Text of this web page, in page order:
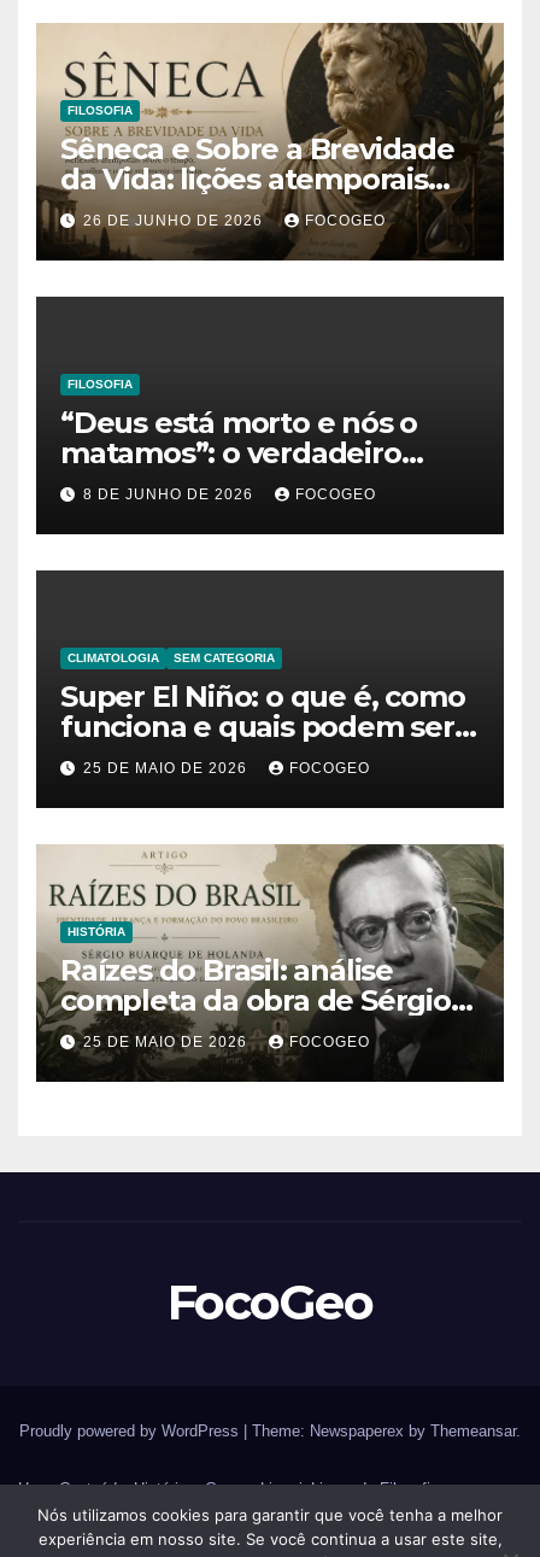
FILOSOFIA
Sêneca e Sobre a Brevidade
da Vida: lições atemporais
sobre o tempo, a felicidade e
o verdadeiro sentido da
existência
26 DE JUNHO DE 2026 FOCOGEO
FILOSOFIA
“Deus está morto e nós o
matamos”: o verdadeiro
significado da frase de
Friedrich Nietzsche
8 DE JUNHO DE 2026 FOCOGEO
CLIMATOLOGIA SEM CATEGORIA
Super El Niño: o que é, como
funciona e quais podem ser
os impactos desse fenômeno
climático extremo no Brasil e
no mundo
25 DE MAIO DE 2026 FOCOGEO
HISTÓRIA
Raízes do Brasil: análise
completa da obra de Sérgio
Buarque de Holanda e sua
importância para entender a
formação do Brasil
25 DE MAIO DE 2026 FOCOGEO
FocoGeo
Proudly powered by WordPress Theme: Newspaperex by Themeansar.
HomeConteúdosHistória – GuerrasLivrariaLivros de Filosofia
Livros de Geografia Livros de HistóriaLivros de Histórias
Nós utilizamos cookies para garantir que você tenha a melhor
experiência em nosso site. Se você continua a usar este site,